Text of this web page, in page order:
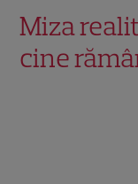
Miza
cine